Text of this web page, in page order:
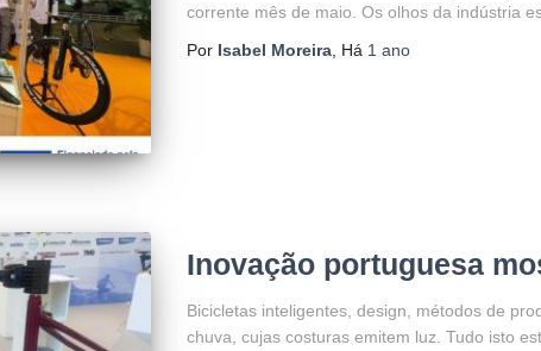
corrente mês de maio. Os olhos da indústria
Por Isabel Moreira, Há 1 ano
Inovação portuguesa
Bicicletas inteligentes, design, métodos de
chuva, cujas costuras emitem luz. Tudo isto